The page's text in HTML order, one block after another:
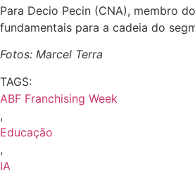
Para Decio Pecin (CNA), membro
fundamentais para a cadeia do
Fotos: Marcel Terra
TAGS:
ABF Franchising Week
,
Educação
,
IA